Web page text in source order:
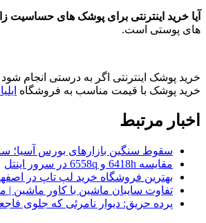
آیا خرید اینترنتی برای پوشک های
های پوستی است.
خرید پوشک اینترنتی اگر به درستی انجام
خرید پوشک با قیمت مناسب به فروشگاه
اخبار مرتبط
سقوط سنگین بازارهای بورس آسیا؛
مقایسه 6418h و 6558q در سرور اینتل
بهترین فروشگاه خرید لپ تاپ در
تفاوت سایبان ماشین با کاور ماشین
پرده حریق: دیوار نامرئی که جلوی